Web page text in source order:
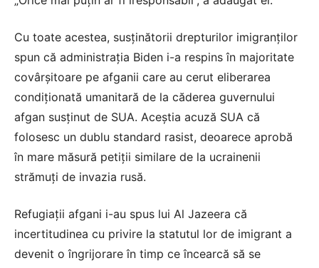
Cu toate acestea, susținătorii drepturilor imigranților
spun că administrația Biden i-a respins în majoritate
covârșitoare pe afganii care au cerut eliberarea
condiționată umanitară de la căderea guvernului
afgan susținut de SUA. Aceștia acuză SUA că
folosesc un dublu standard rasist, deoarece aprobă
în mare măsură petiții similare de la ucrainenii
strămuți de invazia rusă.
Refugiații afgani i-au spus lui Al Jazeera că
incertitudinea cu privire la statutul lor de imigrant a
devenit o îngrijorare în timp ce încearcă să se